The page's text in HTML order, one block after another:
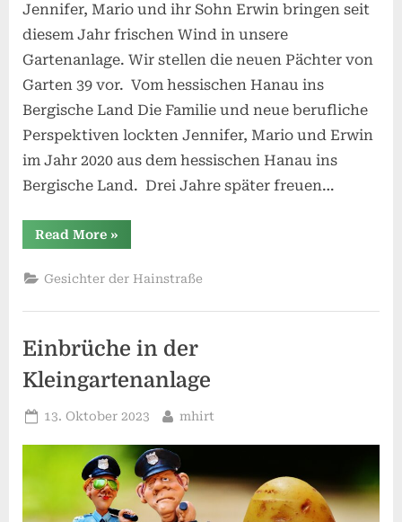
Jennifer, Mario und ihr Sohn Erwin bringen seit
diesem Jahr frischen Wind in unsere
Gartenanlage. Wir stellen die neuen Pächter von
Garten 39 vor. Vom hessischen Hanau ins
Bergische Land Die Familie und neue berufliche
Perspektiven lockten Jennifer, Mario und Erwin
im Jahr 2020 aus dem hessischen Hanau ins
Bergische Land. Drei Jahre später freuen…
Read More“Neu
in
Hainstraße
–
Mario
vorgestellt”
»
Gesichter der Hainstraße
Einbrüche in der
Kleingartenanlage
Posted
13. Oktober 2023 By
mhirt